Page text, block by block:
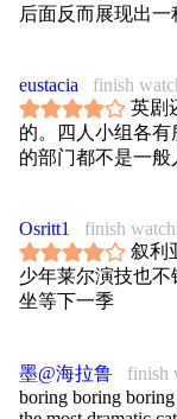
后面反而展现出一
eustacia
finish
英剧
的。四人小组各
的部门都不是一般
Osritt1
finish
叙利
少年莱尔演技也不
坐等下一季
墨@海拉鲁
finish
boring boring